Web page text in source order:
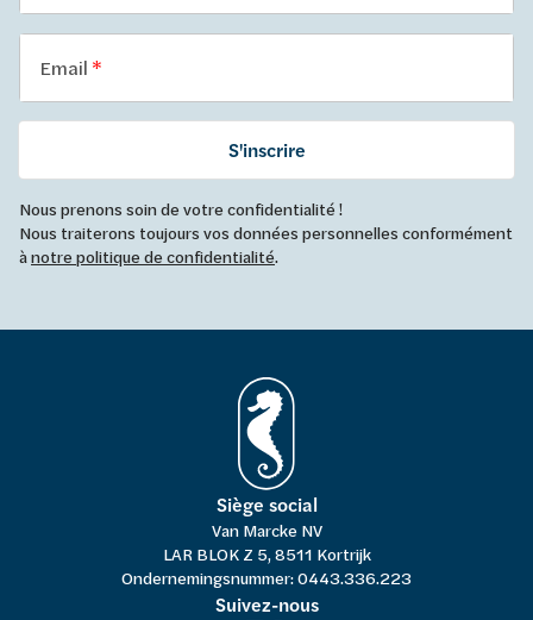
Email
S'inscrire
Nous prenons soin de votre confidentialité !
Nous traiterons toujours vos données personnelles conformément
ànotre politique de confidentialité.
Siège social
Van Marcke NV
LAR BLOK Z 5, 8511 Kortrijk
Ondernemingsnummer: 0443.336.223
Suivez-nous